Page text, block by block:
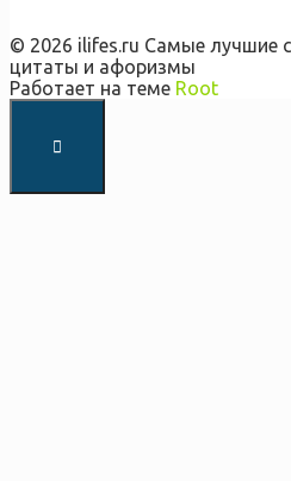
© 2026 ilifes.ru Самые лучшие
цитаты и афоризмы
Работает на теме Root